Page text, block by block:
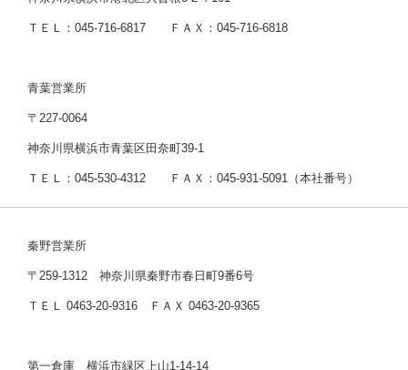
ＴＥＬ：045-716-6817 ＦＡＸ：045-716-6818
青葉営業所
〒227-0064
神奈川県横浜市青葉区田奈町39-1
ＴＥＬ：045-530-4312 ＦＡＸ：045-931-5091（本社番号）
秦野営業所
〒259-1312 神奈川県秦野市春日町9番6号
ＴＥＬ 0463-20-9316 ＦＡＸ 0463-20-9365
第一倉庫 横浜市緑区上山1-14-14